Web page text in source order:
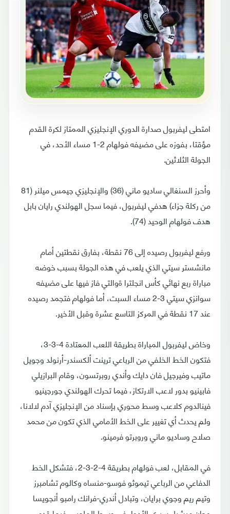
امتطى ليفربول صدارة الدوري الإنجليزي الممتاز لكرة القدم
مؤقتا، بفوزه على مضيفه فولهام 2-1 مساء الأحد، في
الجولة الثلاثين.
وأحرز السنغالي ساديو ماني (36) والإنجليزي جيمس ميلنر (81
من ركلة جزاء) هدفي ليفربول، فيما سجل الهولندي رايان بابل
هدف فولهام الوحيد (74).
ورفع ليفربول رصيده إلى 76 نقطة، بفارق نقطتين أمام
مانشستر سيتي الذي يلعب في هذه الجولة بسبب خوضه
مباراة ربع نهائي كأس انجلترا ةوالتي فاز فيها على مضيفه
سوانزي سيتي 3-2 مساء السبت، أما فولهام فتجمد رصيده
عند 17 نقطة في المركز التاسع عشرة وقبل الأخير.
وخاض ليفربول المباراة بطريقة اللعب المعتادة 4-3-3،
فتكون الخط الخلفي من الرباعي ترينت ألكسندر-أرنولد وجويل
ماتيب وفيرجيل فان دايك وأندي روبرتسون، وقام البرازيلي
فابينيو بدور لاعب الارتكاز، فيما تحرك الهولندي جورجينيو
فينالدوم كلاعب وسط محوري بإسناد من الإنجليزي آدم لالانا،
ولم يحدث أي تغيير على الخط الأمامي الذي تكون من محمد
صلاح وساديو ماني وروبرتو فرمينو.
في المقابل، لعب فولهام بطريقة 4-2-3-2، فتشكل الخط
الدفاعي من الرباعي تيموثو فوسو-منساه وكالوم تشامبرز
وتيم ريم وجوي برايان، وتبادل أندري-فرانك رامبو أنجويسا